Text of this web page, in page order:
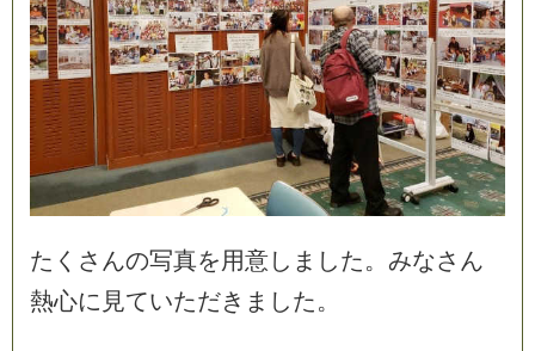
た く さ んの写真を用意し ま した。 みなさ ん
熱心に 見ていただき ま した。